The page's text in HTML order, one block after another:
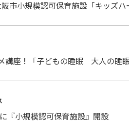
阪市小規模認可保育施設「キッズ
講座！「子どもの睡眠 大人の睡眠
『小規模認可保育施設』開設